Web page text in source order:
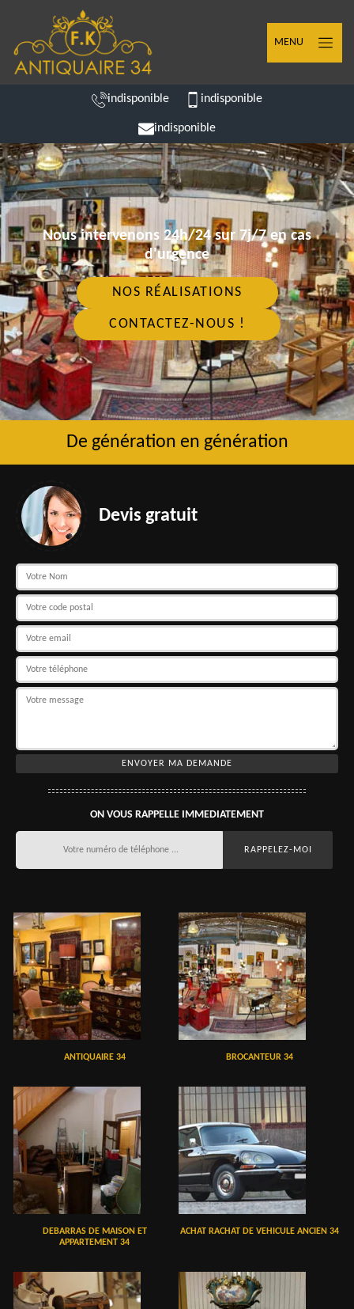
MENU
indisponible indisponible
indisponible
Nous intervenons 24h/24 sur 7j/7 en cas
d'urgence
NOS RÉALISATIONS
CONTACTEZ-NOUS !
De génération en génération
Devis gratuit
ON VOUS RAPPELLE IMMEDIATEMENT
ANTIQUAIRE 34 BROCANTEUR 34
DEBARRAS DE MAISON ET
APPARTEMENT 34
ACHAT RACHAT DE VEHICULE ANCIEN 34